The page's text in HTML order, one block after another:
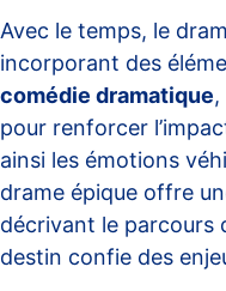
Avec le temps, le
incorporant des
comédie dramatique
pour renforcer
ainsi les émotions
drame épique offre
décrivant le parcours
destin confie des